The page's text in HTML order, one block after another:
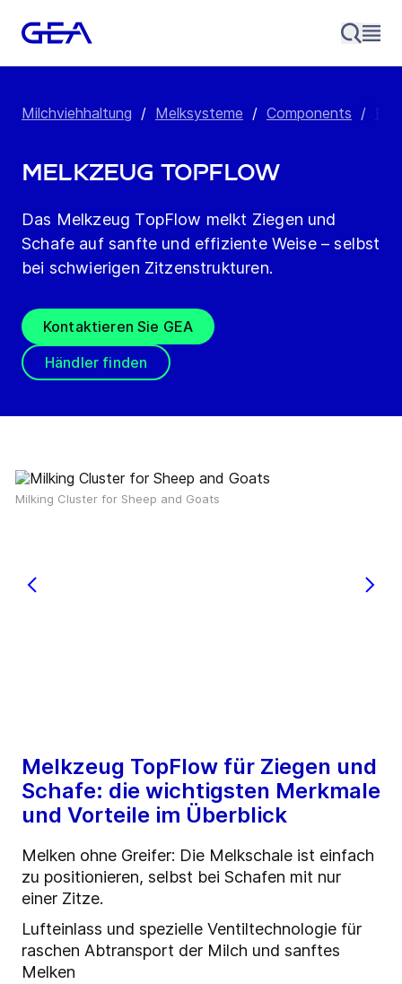
Milchviehhaltung / Melksysteme / Components /
Melkzeug TopFlow
Das Melkzeug TopFlow melkt Ziegen und
Schafe auf sanfte und effiziente Weise – selbst
bei schwierigen Zitzenstrukturen.
Kontaktieren Sie GEA
Händler finden
Milking Cluster for Sheep and Goats
Melkzeug TopFlow für Ziegen und
Schafe: die wichtigsten Merkmale
und Vorteile im Überblick
Melken ohne Greifer: Die Melkschale ist einfach
zu positionieren, selbst bei Schafen mit nur
einer Zitze.
Lufteinlass und spezielle Ventiltechnologie für
raschen Abtransport der Milch und sanftes
Melken